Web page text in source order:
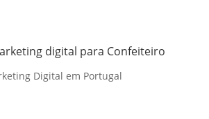
digital para Confeiteiro
Digital em Portugal